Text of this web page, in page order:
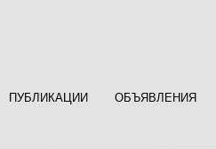
ПУБЛИКАЦИИ ОБЪЯВЛЕНИЯ